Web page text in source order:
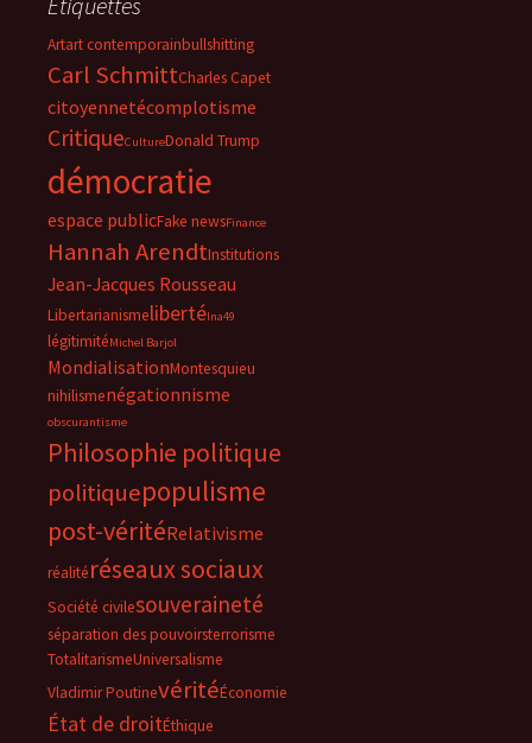
Artart contemporainbullshitting
Carl SchmittCharles Capet
citoyennetécomplotisme
CritiqueCultureDonald Trump
démocratie
espace publicFake newsFinance
Hannah ArendtInstitutions
Jean-Jacques Rousseau
Libertarianismelibertélna49
légitimitéMichel Barjol
MondialisationMontesquieu
nihilismenégationnisme
obscurantisme
Philosophie politique
politiquepopulisme
post-véritéRelativisme
réalitéréseaux sociaux
Société civilesouveraineté
séparation des pouvoirsterrorisme
TotalitarismeUniversalisme
Vladimir PoutinevéritéÉconomie
État de droitÉthique